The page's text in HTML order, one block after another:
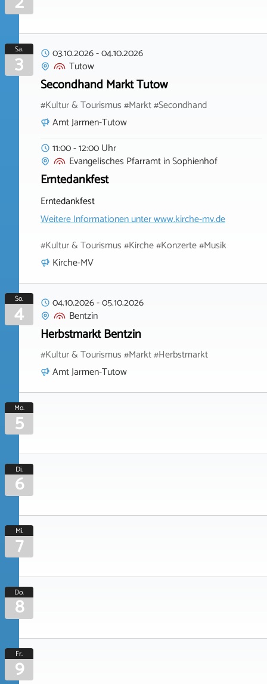
Sa.
3 03.10.2026-04.10.2026
Tutow
Secondhand Markt Tutow
#Kultur & Tourismus #Markt #Secondhand
Amt Jarmen-Tutow
11:00 - 12:00 Uhr
Evangelisches PfarramtinSophienhof
Erntedankfest
Erntedankfest
Weitere Informationen unterwww.kirche-mv.de
#Kultur & Tourismus #Kirche #Konzerte #Musik
Kirche-MV
So.
4 04.10.2026-05.10.2026
Bentzin
Herbstmarkt Bentzin
#Kultur & Tourismus #Markt #Herbstmarkt
Amt Jarmen-Tutow
Mo.
5
Di.
6
Mi.
7
Do.
8
Fr.
9